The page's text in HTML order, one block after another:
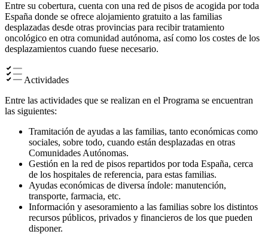
Entre su cobertura, cuenta con una red de pisos de acogida por toda
España donde se ofrece alojamiento gratuito a las familias
desplazadas desde otras provincias para recibir tratamiento
oncológico en otra comunidad autónoma, así como los costes de los
desplazamientos cuando fuese necesario.
Actividades
Entre las actividades que se realizan en el Programa se encuentran
las siguientes:
Tramitación de ayudas a las familias, tanto económicas como
sociales, sobre todo, cuando están desplazadas en otras
Comunidades Autónomas.
Gestión en la red de pisos repartidos por toda España, cerca
de los hospitales de referencia, para estas familias.
Ayudas económicas de diversa índole: manutención,
transporte, farmacia, etc.
Información y asesoramiento a las familias sobre los distintos
recursos públicos, privados y financieros de los que pueden
disponer.